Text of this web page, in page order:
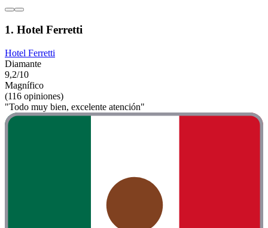
1. Hotel Ferretti
Hotel Ferretti
Diamante
9,2/10
Magnífico
(116 opiniones)
"Todo muy bien, excelente atención"